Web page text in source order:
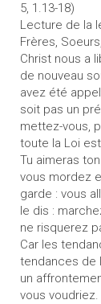
5, 1.13-18)
Lecture de la
Frères,
Christ nous a
de nouveau
avez été
soit pas un
mettez-vous,
toute la Loi
Tu aimeras
vous mordez
garde : vous
le dis :
ne risquerez
Car les
tendances de
un
vous